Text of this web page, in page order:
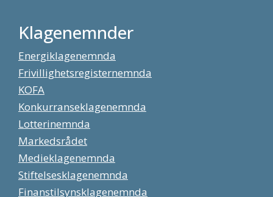
Klagenemnder
Energiklagenemnda
Frivillighetsregisternemnda
KOFA
Konkurranseklagenemnda
Lotterinemnda
Markedsrådet
Medieklagenemnda
Stiftelsesklagenemnda
Finanstilsynsklagenemnda